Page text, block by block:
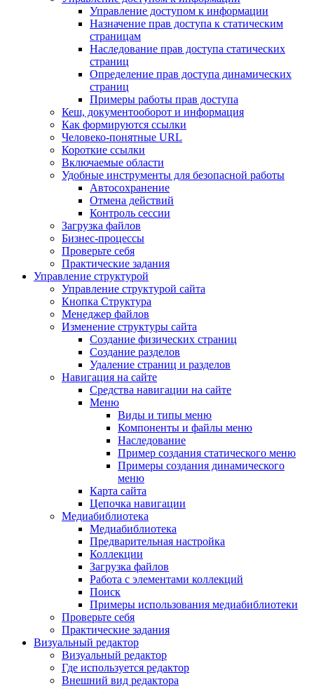
Управление доступом к информации
Назначение прав доступа к статическим
страницам
Наследование прав доступа статических
страниц
Определение прав доступа динамических
страниц
Примеры работы прав доступа
Кеш, документооборот и информация
Как формируются ссылки
Человеко-понятные URL
Короткие ссылки
Включаемые области
Удобные инструменты для безопасной работы
Автосохранение
Отмена действий
Контроль сессии
Загрузка файлов
Бизнес-процессы
Проверьте себя
Практические задания
Управление структурой
Управление структурой сайта
Кнопка Структура
Менеджер файлов
Изменение структуры сайта
Создание физических страниц
Создание разделов
Удаление страниц и разделов
Навигация на сайте
Средства навигации на сайте
Меню
Виды и типы меню
Компоненты и файлы меню
Наследование
Пример создания статического меню
Примеры создания динамического
меню
Карта сайта
Цепочка навигации
Медиабиблиотека
Медиабиблиотека
Предварительная настройка
Коллекции
Загрузка файлов
Работа с элементами коллекций
Поиск
Примеры использования медиабиблиотеки
Проверьте себя
Практические задания
Визуальный редактор
Визуальный редактор
Где используется редактор
Внешний вид редактора